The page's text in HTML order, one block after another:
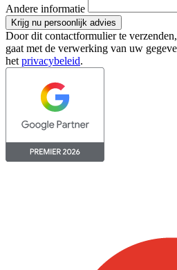
Andere informatie
Krijg nu persoonlijk advies
Door dit contactformulier te
gaat met de verwerking van uw
het privacybeleid.